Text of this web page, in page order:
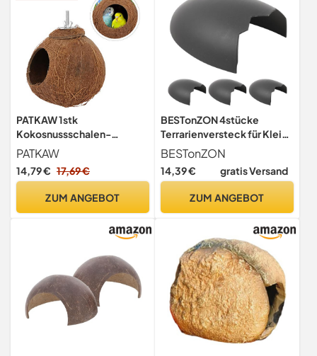
PATKAW 1stk
Kokosnussschalen-
vogelnest Versteck Für
Vögel Reptilienverstecke
Aus Kokosnuss Vogelkäfig
Kokosnussschalen
Hängematte Rostfreier
PATKAW
14,79 € 17,69 €
ZUM ANGEBOT
BESTonZON 4stücke
Terrarienversteck für Kleine
Schlangen Echsen und
Schildkröten
Reptilienhöhle mit
Leicht zu Reinigen
BESTonZON
14,39 € gratis Versand
ZUM ANGEBOT